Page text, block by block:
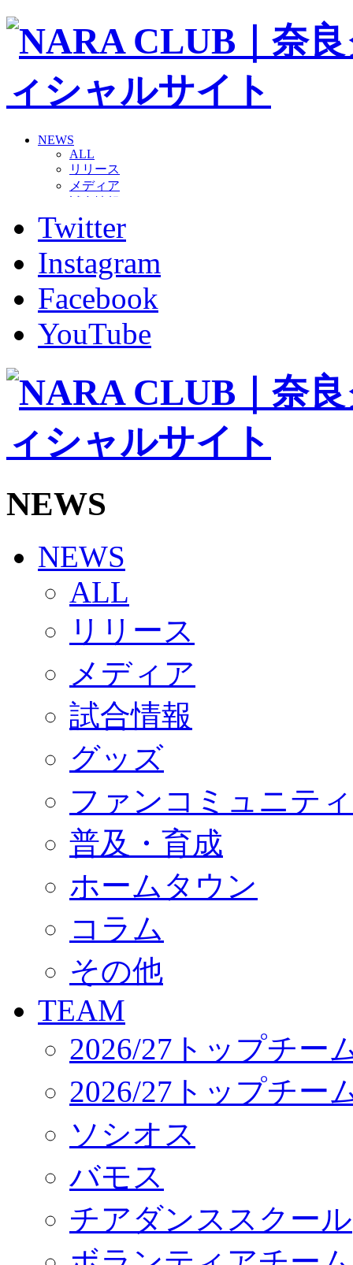
NEWS
ALL
リリース
メディア
グッズ
ファンコミュニティ
ホームタウン
コラム
その他
TEAM
2026/27トップチーム
2026/27トップチームスタッフ
バモス
チアダンススクール
ボランティアチーム「volundeer」
ビクトリーロード
HOMEGAME
観戦ルール＆マナー
Jリーグ運営管理規定
写真・動画使用ガイドライン
SCHEDULE
2026/27
練習見学時のファンサービスについて
TICKET
奈良クラブ明治安田J3リーグ2026/27シーズン試
奈良クラブ明治安田Ｊ3リーグ 2026/27シーズン「
観戦ルール＆マナー
2026/27ファンコミュニティ
サポートショップ
GOODS
オフィシャルストア（実店舗）
オンラインストア
ACADEMY
アカデミーについて
コーチ&スタッフ
ジュニア
ジュニアユース
ユース
練習拠点（ナラディーア）
SCHOOL
CLUB
パートナー募集
クラブ理念
サステナビリティ
Web制作支援
応援プロジェクト
Twitter
Instagram
Facebook
YouTube
NEWS
NEWS
ALL
リリース
メディア
試合情報
グッズ
ファンコミュニティ
普及・育成
ホームタウン
コラム
その他
TEAM
2026/27トップチー
2026/27トップチー
ソシオス
バモス
チアダンススクール